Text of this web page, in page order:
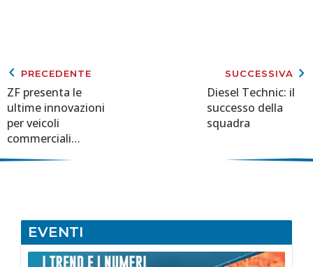
keyboard_arrow_left PRECEDENTE
ZF presenta le
ultime innovazioni
per veicoli
commerciali
SUCCESSIVA keyboard_arrow_right
Diesel Technic: il
successo della
squadra
EVENTI